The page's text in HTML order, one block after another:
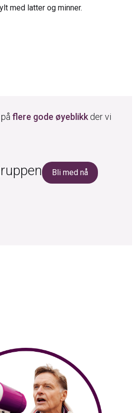
med latter og minner.
flere gode øyeblikk der vi
Bli med nå